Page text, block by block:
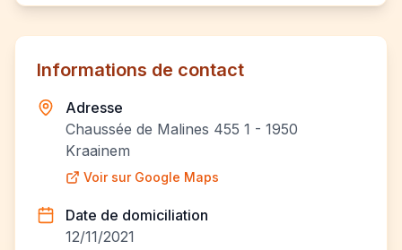
Informations de contact
Adresse
Chaussée de Malines 455 1 - 1950
Kraainem
Voir sur Google Maps
Date de domiciliation
12/11/2021